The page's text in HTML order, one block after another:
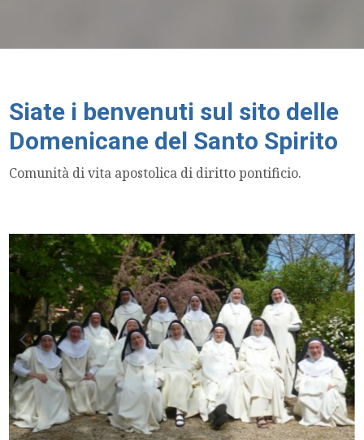
Siate i benvenuti sul sito delle
Domenicane del Santo Spirito
Comunità di vita apostolica di diritto pontificio.